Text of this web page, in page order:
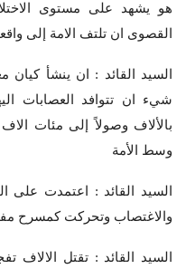
هو يشهد على مستوى
القصوى ان تلتف الامة إلى
السيد القائد : ان ينشأ
شيء ان تتوافد العصابات
بالألاف وصولاً إلى مئات
وسط الأمة
السيد القائد : اعتمدت على
والاغتصاب وتحركت كمسرح
السيد القائد : تقتل الالاف